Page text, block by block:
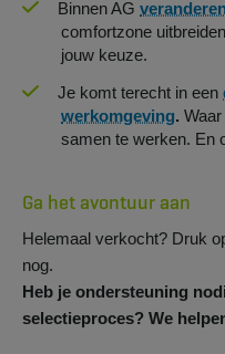
Binnen AG
comfortzone
jouw keuze.
Je komt terecht in een
werkomgeving.
samen te werken. En
Ga het avontuur aan
Helemaal verkocht? Druk
nog.
Heb je ondersteuning
selectieproces? We